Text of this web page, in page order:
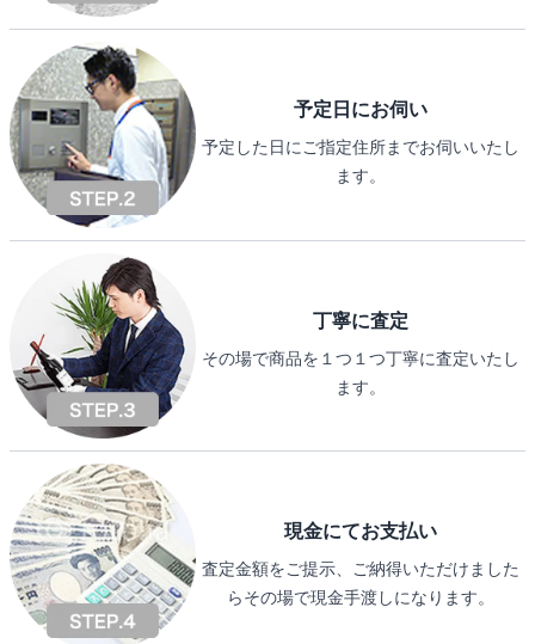
予定日にお伺い
予定した日にご指定住所までお伺いいたし
ます。
丁寧に査定
その場で商品を１つ１つ丁寧に査定いたし
ます。
現金にてお支払い
査定金額をご提示、ご納得いただけました
らその場で現金手渡しになります。